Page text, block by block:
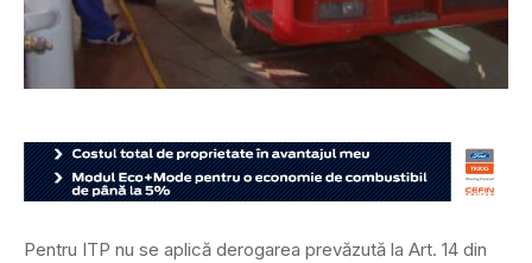
Pentru ITP nu se aplică derogarea prevăzută la Art. 14 din